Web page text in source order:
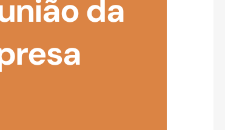
da